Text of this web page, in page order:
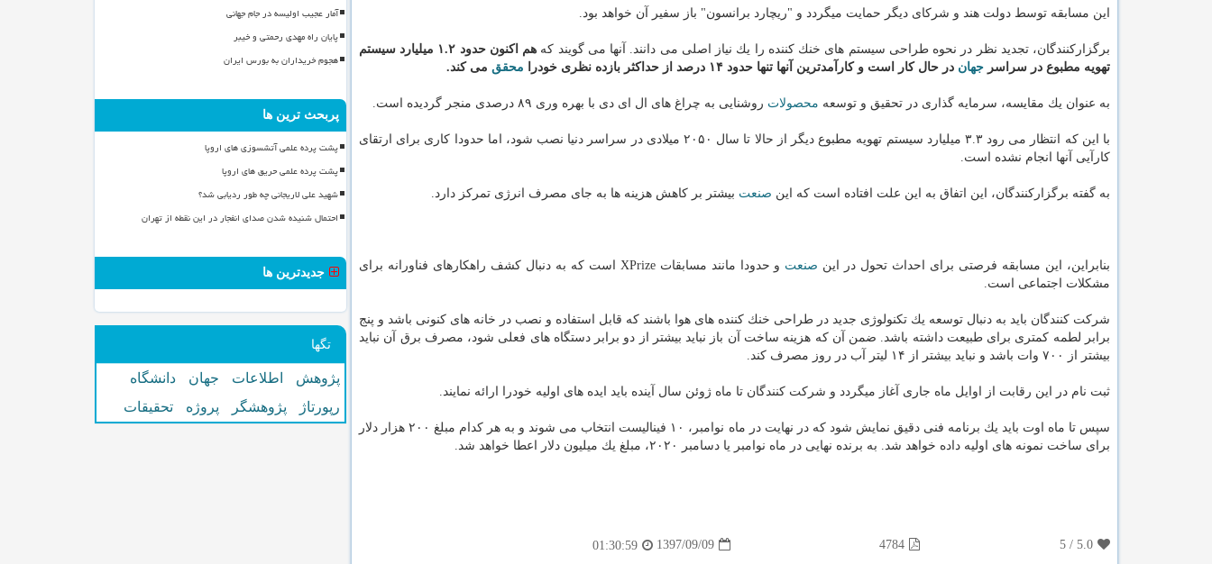
این مسابقه توسط دولت هند و شركای دیگر حمایت میگردد و "ریچارد برانسون" باز سفیر آن خواهد بود.
برگزاركنندگان، تجدید نظر در نحوه طراحی سیستم های خنك كننده را یك نیاز اصلی می دانند. آنها می گویند كه
هم اكنون حدود ۱.۲ میلیارد سیستم
تهویه مطبوع در سراسر جهان در حال كار است و كارآمدترین آنها تنها حدود ۱۴ درصد از حداكثر بازده نظری خودرا محقق می كند.
به عنوان یك مقایسه، سرمایه گذاری در تحقیق و توسعه محصولات روشنایی به چراغ های ال ای دی با بهره وری ۸۹ درصدی منجر گردیده است.
با این كه انتظار می رود ۳.۳ میلیارد سیستم تهویه مطبوع دیگر از حالا تا سال ۲۰۵۰ میلادی در سراسر دنیا نصب شود، اما حدودا كاری برای ارتقای
كارآیی آنها انجام نشده است.
به گفته برگزاركنندگان، این اتفاق به این علت افتاده است كه این صنعت بیشتر بر كاهش هزینه ها به جای مصرف انرژی تمركز دارد.
بنابراین، این مسابقه فرصتی برای احداث تحول در این صنعت
و حدودا مانند مسابقات XPrize است كه به دنبال كشف راهكارهای فناورانه برای
مشكلات اجتماعی است.
شركت كنندگان باید به دنبال توسعه یك تكنولوژی جدید در طراحی خنك كننده های هوا باشند كه قابل استفاده و نصب در خانه های كنونی باشد و پنج
برابر لطمه كمتری برای طبیعت داشته باشد. ضمن آن كه هزینه ساخت آن باز نباید بیشتر از دو برابر دستگاه های فعلی شود، مصرف برق آن نباید
بیشتر از ۷۰۰ وات باشد و نباید بیشتر از ۱۴ لیتر آب در روز مصرف كند.
ثبت نام در این رقابت از اوایل ماه جاری آغاز میگردد و شركت كنندگان تا ماه ژوئن سال آینده باید ایده های اولیه خودرا ارائه نمایند.
سپس تا ماه اوت باید یك برنامه فنی دقیق نمایش شود كه در نهایت در ماه نوامبر، ۱۰ فینالیست انتخاب می شوند و به هر كدام مبلغ ۲۰۰ هزار دلار
برای ساخت نمونه های اولیه داده خواهد شد. به برنده نهایی در ماه نوامبر یا دسامبر ۲۰۲۰، مبلغ یك میلیون دلار اعطا خواهد شد.
5.0
/
5
4784
1397/09/09
01:30:59
آمار عجیب اولیسه در جام جهانی
پایان راه مهدی رحمتی و خیبر
هجوم خریداران به بورس ایران
پربحث ترین ها
پشت پرده علمی آتشسوزی های اروپا
پشت پرده علمی حریق های اروپا
شهید علی لاریجانی چه طور ردیابی شد؟
احتمال شنیده شدن صدای انفجار در این نقطه از تهران
جدیدترین ها
تگها
پژوهش اطلاعات جهان
دانشگاه
رپورتاژ
پژوهشگر پروژه تحقیقات